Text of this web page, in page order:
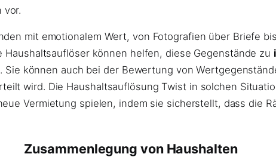
vor.
mit emotionalem Wert, von Fotografien über Briefe
können helfen, diese Gegenstände zu
können auch bei der Bewertung von
wird. Die Haushaltsauflösung Twist in solchen
Vermietung spielen, indem sie sicherstellt, dass die
Zusammenlegung von Haushalten